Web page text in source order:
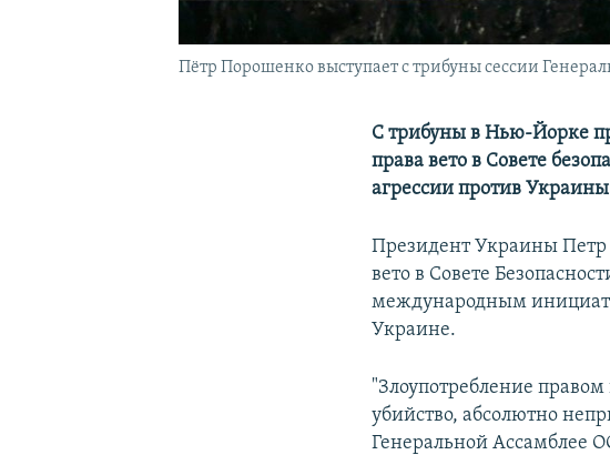
Пётр Порошенко выступает с трибуны сессии
С трибуны в Нью-Йорке
права вето в Совете
агрессии против Украины
Президент Украины Петр
вето в Совете
международным
Украине.
"Злоупотребление правом
убийство, абсолютно
Генеральной Ассамблее